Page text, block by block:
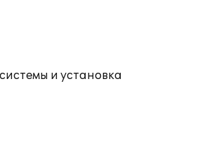
и установка